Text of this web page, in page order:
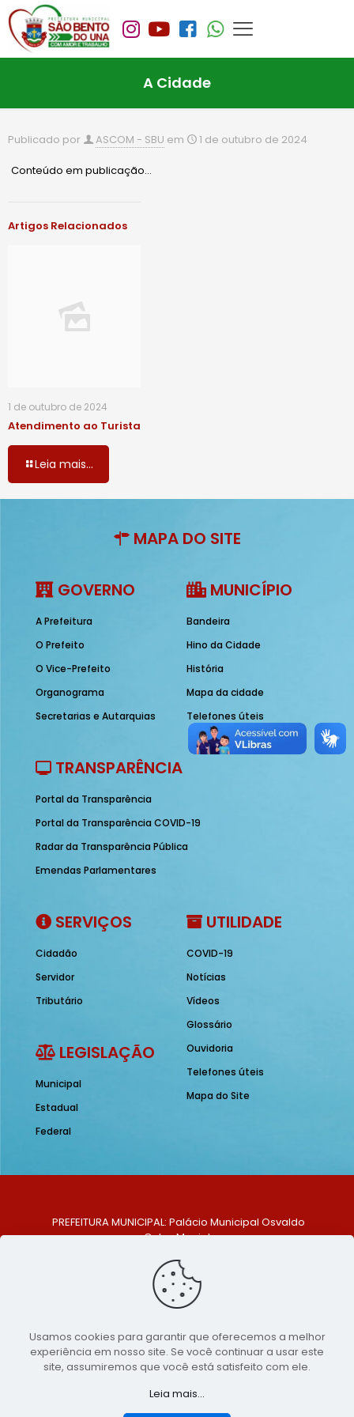
A Cidade
Publicado por ASCOM - SBU em 1 de outubro de 2024
Conteúdo em publicação…
Artigos Relacionados
1 de outubro de 2024
Atendimento ao Turista
Leia mais...
MAPA DO SITE
GOVERNO
A Prefeitura
O Prefeito
O Vice-Prefeito
Organograma
Secretarias e Autarquias
MUNICÍPIO
Bandeira
Hino da Cidade
História
Mapa da cidade
Telefones úteis
TRANSPARÊNCIA
Portal da Transparência
Portal da Transparência COVID-19
Radar da Transparência Pública
Emendas Parlamentares
SERVIÇOS
Cidadão
Servidor
Tributário
LEGISLAÇÃO
Municipal
Estadual
Federal
UTILIDADE
COVID-19
Notícias
Vídeos
Glossário
Ouvidoria
Telefones úteis
Mapa do Site
PREFEITURA MUNICIPAL: Palácio Municipal Osvaldo
Celso Maciel
Centro, São Bento do Una - PE. CEP: 553370-128
TELEFONE: (81) 99548-1569
E-MAIL: ouvidoria@saobentodouna.pe.gov.br
Copyright 2021-2026 - Assessoria de Comunicação da
Prefeitura de São Bento do Una - PE
Usamos cookies para garantir que oferecemos a melhor
experiência em nosso site. Se você continuar a usar este
site, assumiremos que você está satisfeito com ele.
Leia mais...